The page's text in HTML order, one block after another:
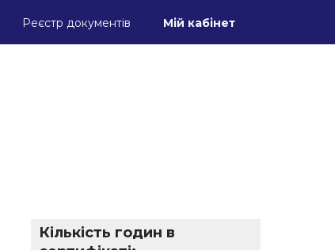
Реєстр документів Мій кабінет
Кількість годин в